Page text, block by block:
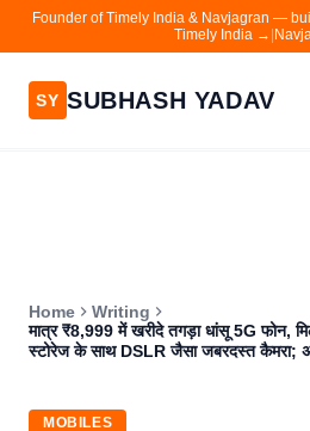
Founder of Timely India & Navjagran —
Timely India →
SY SUBHASH YADAV
Contact
Navjagran
Home
Writing
मात्र ₹8,999 में खरीदे तगड़ा धांसू 5G फोन,
स्टोरेज के साथ DSLR जैसा जबरदस्त कैमरा;
MOBILES